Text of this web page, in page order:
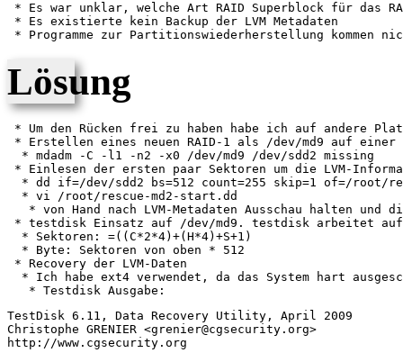
* Es war unklar, welche Art RAID Superblock für das
* Es existierte kein Backup der LVM Metadaten
Lösung
* Um den Rücken frei zu haben habe ich auf andere
* Erstellen eines neuen RAID-1 als /dev/md9 auf
  * mdadm -C -l1 -n2 -x0 /dev/md9 /dev/sdd2 missing
* Einlesen der ersten paar Sektoren um die LVM-
* dd if=/dev/sdd2 bs=512 count=255 skip=1 of=/root/
  * vi /root/rescue-md2-start.dd
* von Hand nach LVM-Metadaten Ausschau halten und
* testdisk Einsatz auf /dev/md9. testdisk arbeitet auf
  * Sektoren: =((C*2*4)+(H*4)+S+1)
  * Byte: Sektoren von oben * 512
* Recovery der LVM-Daten
* Ich habe ext4 verwendet, da das System hart
TestDisk 6.11, Data Recovery Utility, April 2009
Christophe GRENIER <grenier@cgsecurity.org>
http://www.cgsecurity.org